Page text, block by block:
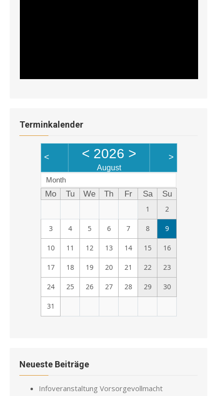
Terminkalender
< < 2026 >
August
>
Month
Mo Tu We Th Fr Sa
Su
1
2
3 4 5 6 7 8 9
10 11 12 13 14 15 16
17 18 19 20 21 22 23
24 25 26 27 28 29 30
31
Neueste Beiträge
Infoveranstaltung Vorsorgevollmacht